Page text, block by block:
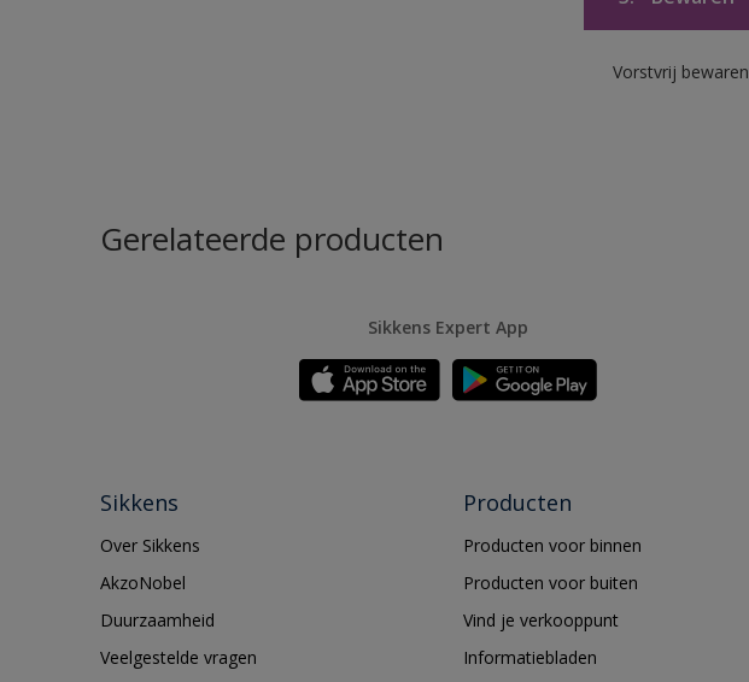
Vorstvrij bewaren
Gerelateerde producten
Sikkens Expert App
Sikkens
Over Sikkens
AkzoNobel
Duurzaamheid
Veelgestelde vragen
Producten
Producten voor binnen
Producten voor buiten
Vind je verkooppunt
Informatiebladen